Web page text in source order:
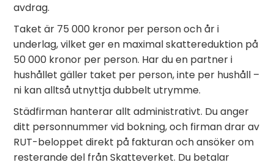
avdrag.
Taket är 75 000 kronor per person och år i
underlag, vilket ger en maximal skattereduktion på
50 000 kronor per person. Har du en partner i
hushållet gäller taket per person, inte per hushåll –
ni kan alltså utnyttja dubbelt utrymme.
Städfirman hanterar allt administrativt. Du anger
ditt personnummer vid bokning, och firman drar av
RUT-beloppet direkt på fakturan och ansöker om
resterande del från Skatteverket. Du betalar